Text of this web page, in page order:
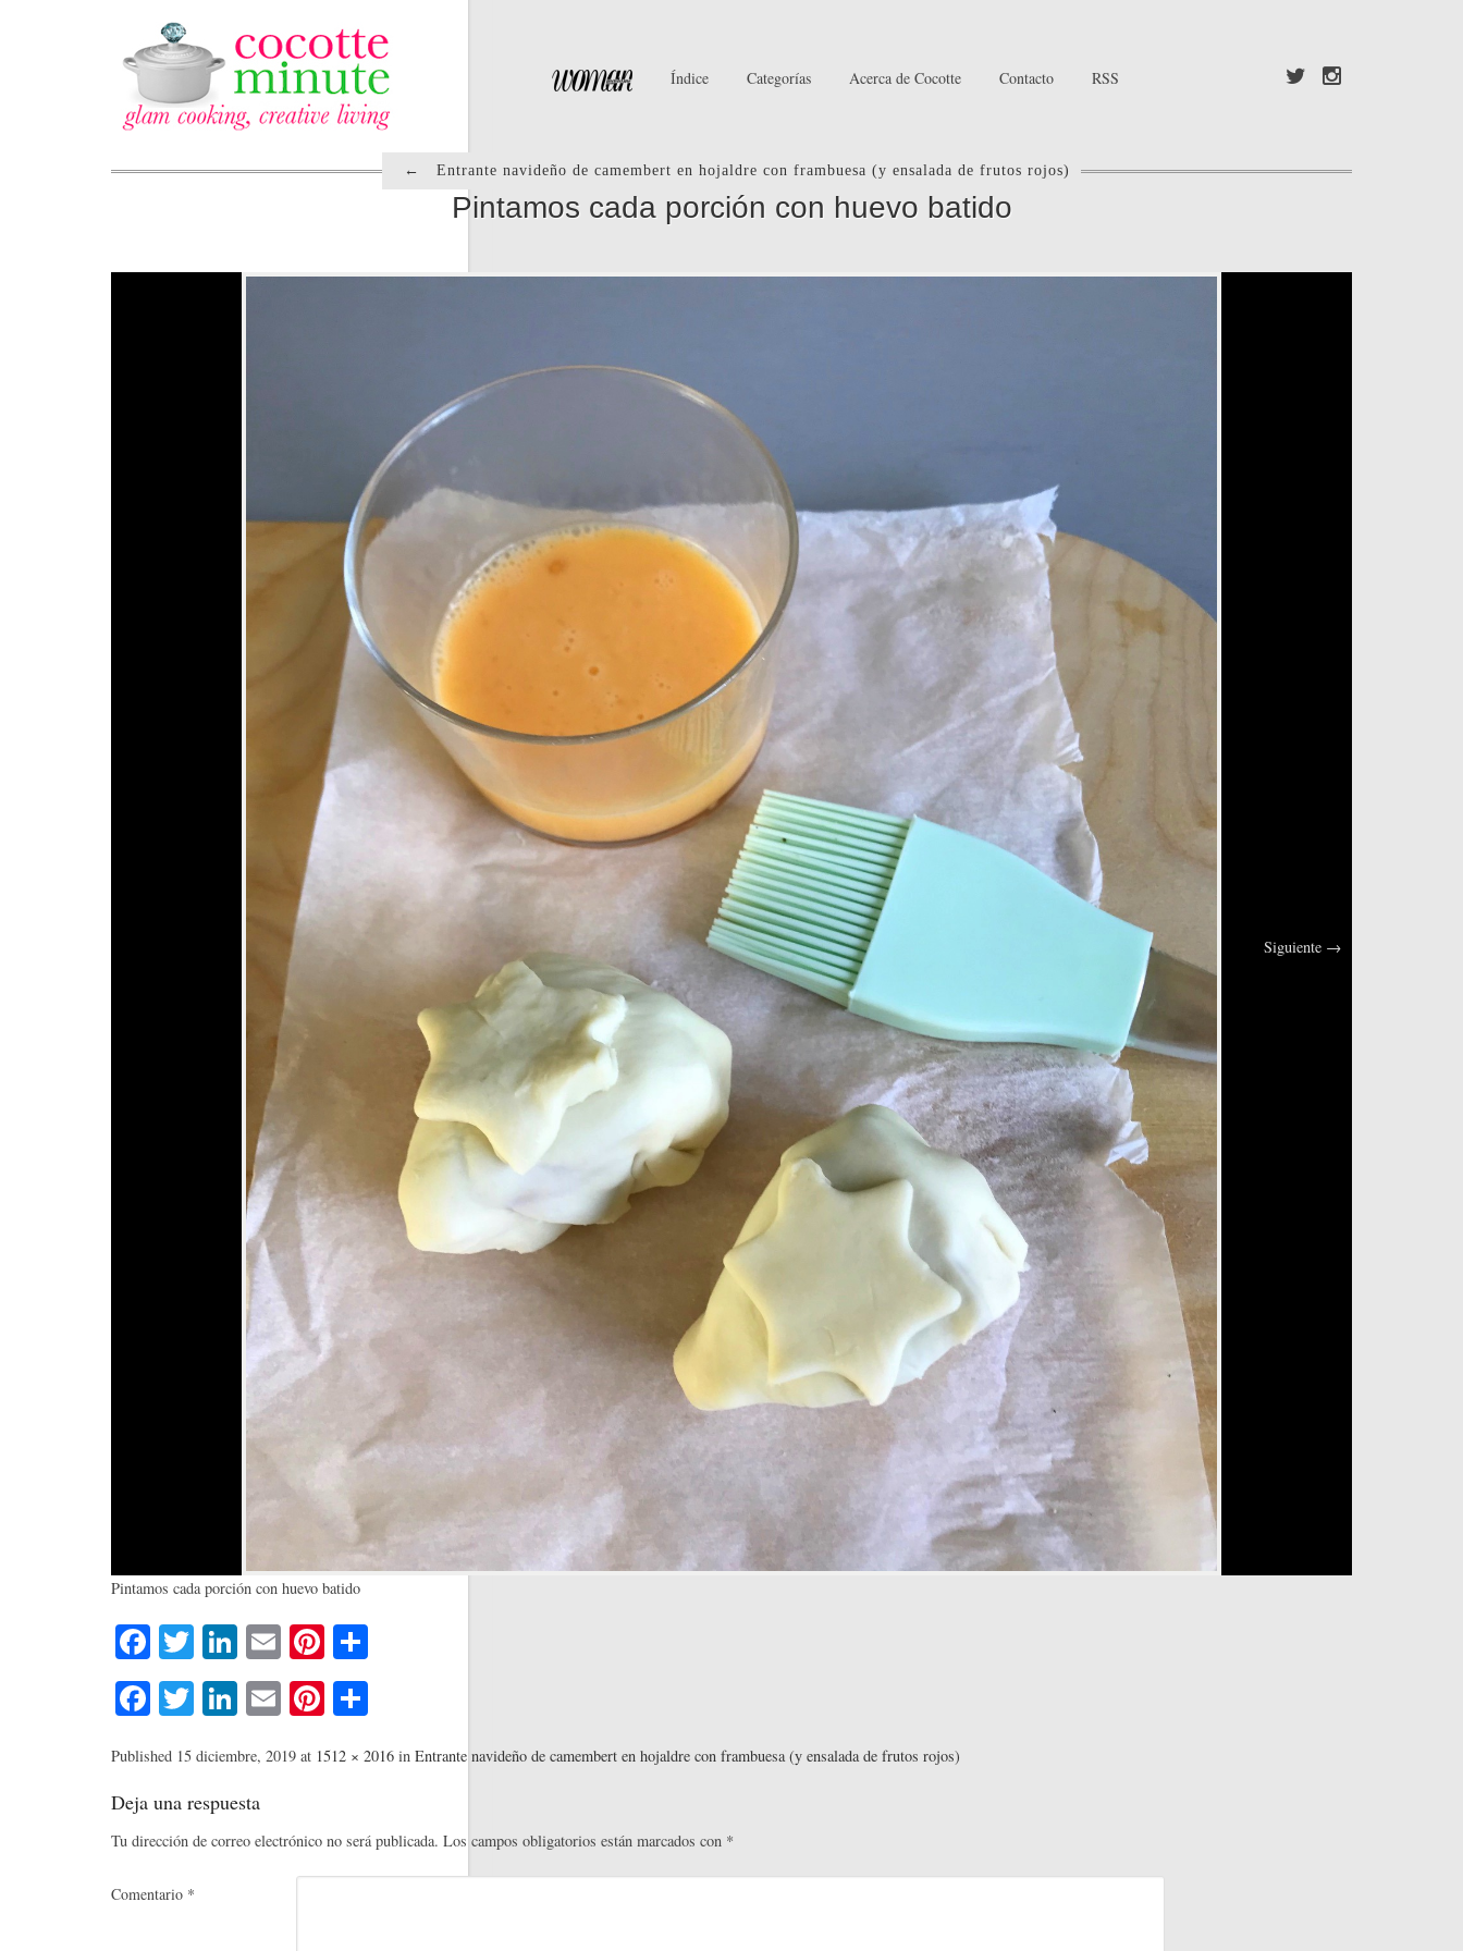
Índice Categorías Acerca de Cocotte Contacto RSS
← Entrante navideño de camembert en hojaldre con frambuesa (y ensalada de frutos rojos)
Pintamos cada porción con huevo batido
Siguiente →
Pintamos cada porción con huevo batido
Fa
ce
bo
ok
T
wi
tte
r
Li
nk
ed
In
E
m
ail
Pi
nt
er
es pa
Fa
ce
bo
ok
T
wi
tte
r
Li
nk
ed
In
E
m
ail
Pi
nt
er
t
m
rti
r
Published 15 diciembre, 2019 at 1512 × 2016 in Entrante navideño de camembert en hojaldre con frambuesa (y ensalada de frutos rojos)
Deja una respuesta
Tu dirección de correo electrónico no será publicada. Los campos obligatorios están marcados con *
Comentario *